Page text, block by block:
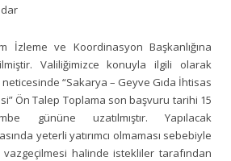
İzleme ve Koordinasyon Başkanlığına
Valiliğimizce konuyla ilgili olarak
“Sakarya – Geyve Gıda İhtisas
Ön Talep Toplama son başvuru tarihi 15
gününe uzatılmıştır. Yapılacak
yeterli yatırımcı olmaması sebebiyle
vazgeçilmesi halinde istekliler tarafından